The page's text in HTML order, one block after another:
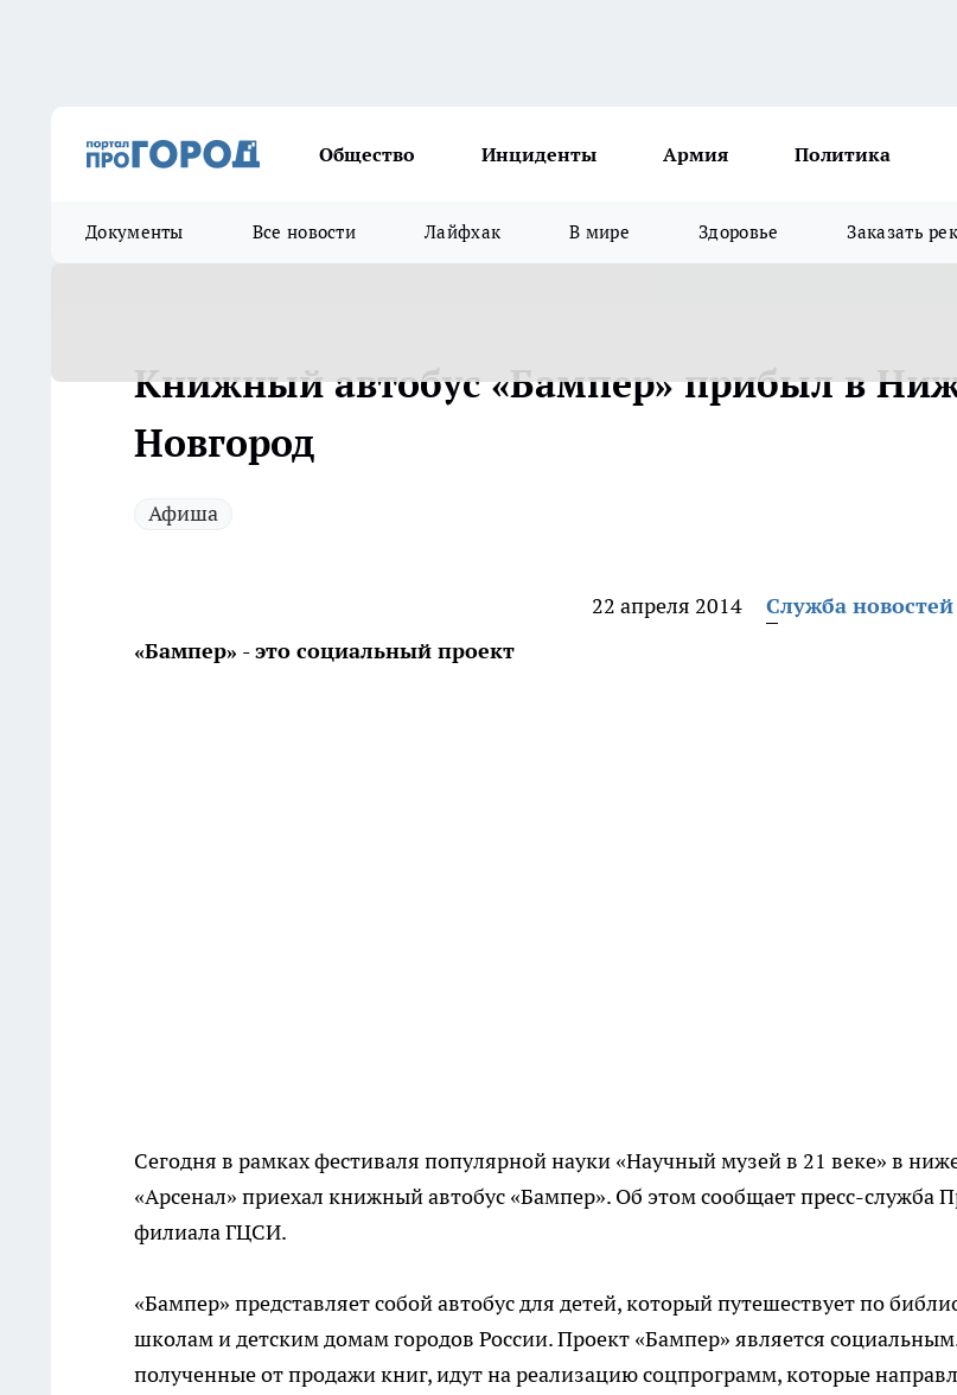
Общество Инциденты Армия Политика
Документы Все новости Лайфхак В мире Здоровье Заказать
Книжный автобус «Бампер» прибыл в
Новгород
Афиша
22 апреля 2014
Служба
«Бампер» - это социальный проект
Сегодня в рамках фестиваля популярной науки «Научный музей в 21 веке» в
«Арсенал» приехал книжный автобус «Бампер». Об этом сообщает пресс-служба
филиала ГЦСИ.
«Бампер» представляет собой автобус для детей, который путешествует по
школам и детским домам городов России. Проект «Бампер» является
полученные от продажи книг, идут на реализацию соцпрограмм, которые